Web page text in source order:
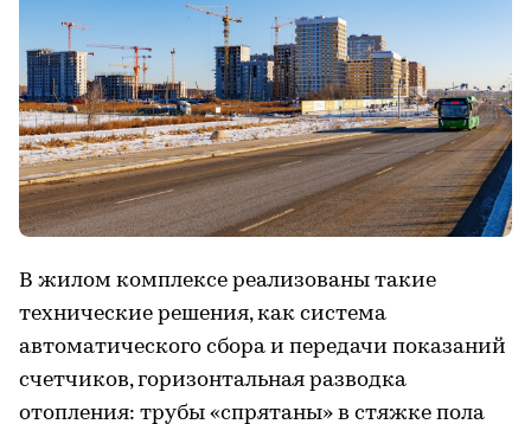
В жилом комплексе реализованы такие
технические решения, как система
автоматического сбора и передачи показаний
счетчиков, горизонтальная разводка
отопления: трубы «спрятаны» в стяжке пола